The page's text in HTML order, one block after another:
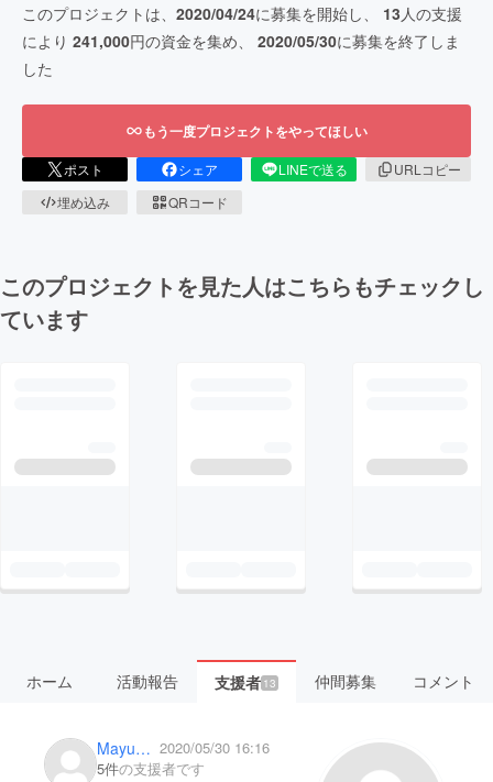
このプロジェクトは、 2020/04/24に募集を開始し、 13 人の支援
により 241,000円の資金を集め、 2020/05/30に募集を終了しま
した
もう一度プロジェクトをやってほしい
ポスト シェア LINEで送る
URLコピー
埋め込み
QRコード
このプロジェクトを見た人はこちらもチェックし
ています
ホーム 活動報告 支援者 13 仲間募集 コメント
Mayu1124 2020/05/30 16:16
5件の支援者です